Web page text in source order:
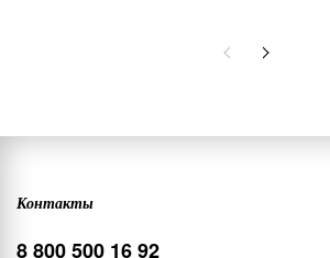
Контакты
8 800 500 16 92